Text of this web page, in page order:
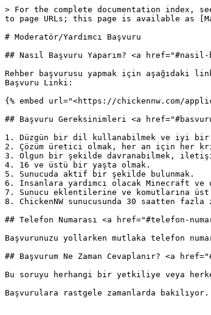
> For the complete documentation index,
to page URLs; this page is available as
# Moderatör/Yardımcı Başvuru
## Nasıl Başvuru Yaparım? <a
Rehber başvurusu yapmak için aşağıdaki
Başvuru Linki:
{% embed url="<https://chickennw.com/
## Başvuru Gereksinimleri <a
1. Düzgün bir dil kullanabilmek ve iyi bir
2. Çözüm üretici olmak, her an için her
3. Olgun bir şekilde davranabilmek,
4. 16 ve üstü bir yaşta olmak.
5. Sunucuda aktif bir şekilde bulunmak.
6. İnsanlara yardımcı olacak Minecraft
7. Sunucu eklentilerine ve komutlarına üst
8. ChickenNW sunucusunda 30 saatten fazla
## Telefon Numarası <a href="#telefon-
Başvurunuzu yollarken mutlaka telefon
## Başvurum Ne Zaman Cevaplanır? <a
Bu soruyu herhangi bir yetkiliye veya
Başvurulara rastgele zamanlarda bakılıyor.